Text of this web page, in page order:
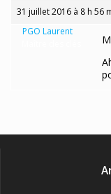
31 juillet 2016 à 8 h 56
PGO Laurent